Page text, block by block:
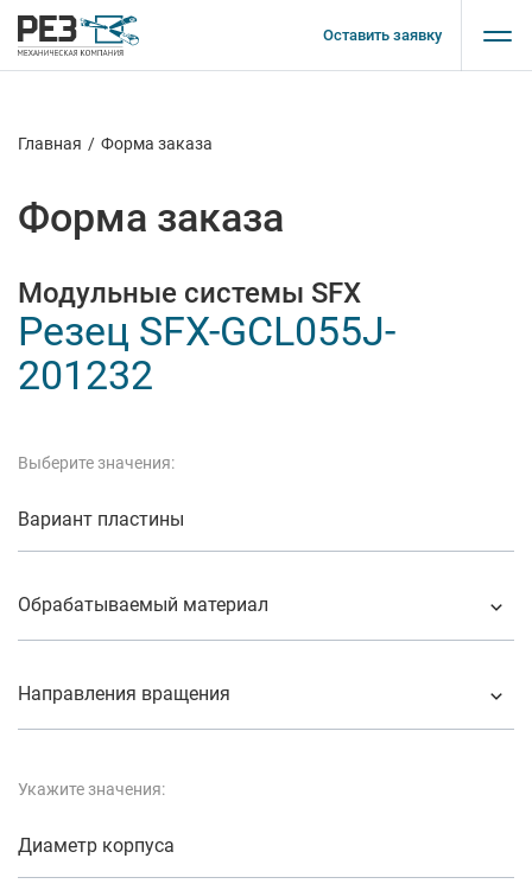
Оставить заявку
Главная / Форма заказа
Форма заказа
Модульные системы SFX
Резец SFX-GCL055J-
201232
Выберите значения:
Вариант пластины
Обрабатываемый материал
Направления вращения
Укажите значения:
Диаметр корпуса